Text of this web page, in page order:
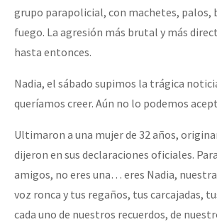
grupo parapolicial, con machetes, palos,
fuego. La agresión más brutal y más
hasta entonces.
Nadia, el sábado supimos la trágica
queríamos creer. Aún no lo podemos
Ultimaron a una mujer de 32 años,
dijeron en sus declaraciones oficiales.
amigos, no eres una… eres Nadia,
voz ronca y tus regaños, tus carcajadas,
cada uno de nuestros recuerdos, de